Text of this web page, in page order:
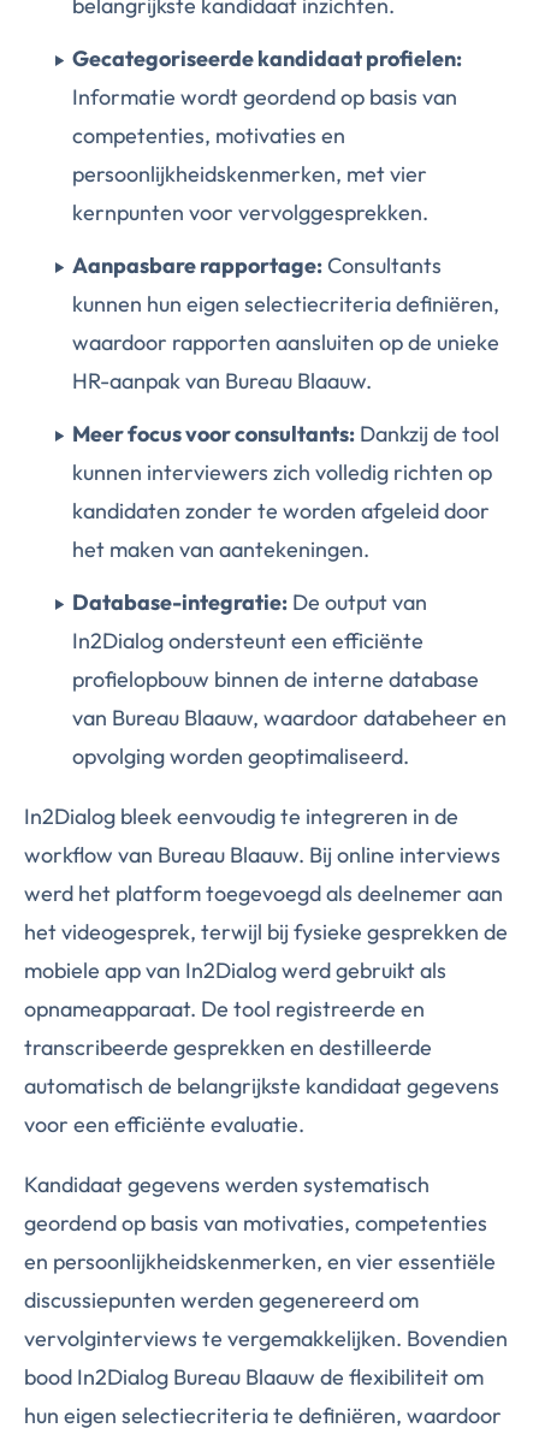
belangrijkste kandidaat inzichten.
Gecategoriseerde kandidaat profielen:
Informatie wordt geordend op basis van
competenties, motivaties en
persoonlijkheidskenmerken, met vier
kernpunten voor vervolggesprekken.
Aanpasbare rapportage:Consultants
kunnen hun eigen selectiecriteria definiëren,
waardoor rapporten aansluiten op de unieke
HR-aanpak van Bureau Blaauw.
Meer focus voor consultants: Dankzij de tool
kunnen interviewers zich volledig richten op
kandidaten zonder te worden afgeleid door
het maken van aantekeningen.
Database-integratie: De output van
In2Dialog ondersteunt een efficiënte
profielopbouw binnen de interne database
van Bureau Blaauw, waardoor databeheer en
opvolging worden geoptimaliseerd.
In2Dialog bleek eenvoudig te integreren in de
workflow van Bureau Blaauw. Bij online interviews
werd het platform toegevoegd als deelnemer aan
het videogesprek, terwijl bij fysieke gesprekken de
mobiele app van In2Dialog werd gebruikt als
opnameapparaat. De tool registreerde en
transcribeerde gesprekken en destilleerde
automatisch de belangrijkste kandidaat gegevens
voor een efficiënte evaluatie.
Kandidaat gegevens werden systematisch
geordend op basis van motivaties, competenties
en persoonlijkheidskenmerken, en vier essentiële
discussiepunten werden gegenereerd om
vervolginterviews te vergemakkelijken. Bovendien
bood In2Dialog Bureau Blaauw de flexibiliteit om
hun eigen selectiecriteria te definiëren, waardoor